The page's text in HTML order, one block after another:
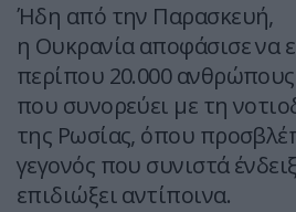
Ήδη από την Παρασκευή,
η Ουκρανία αποφάσισε να
περίπου 20.000
που συνορεύει με τη
της Ρωσίας, όπου
γεγονός που συνιστά
επιδιώξει αντίποινα.